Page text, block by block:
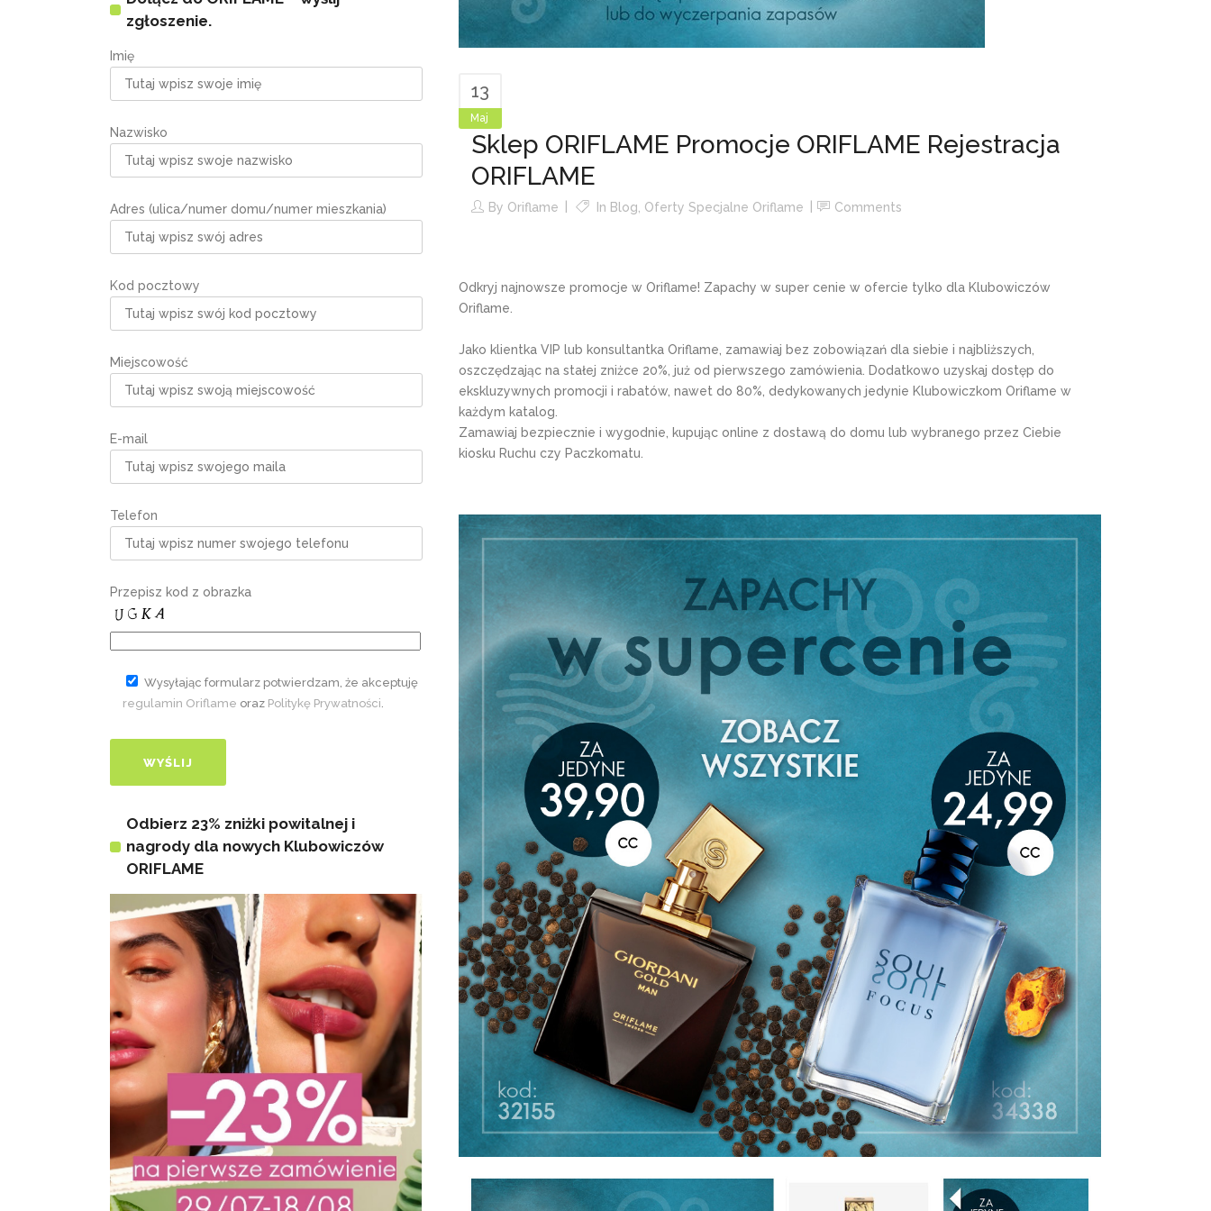
zgłoszenie.
Imię
Nazwisko
Adres (ulica/numer domu/numer mieszkania)
Kod pocztowy
Miejscowość
E-mail
Telefon
Przepisz kod z obrazka
Wysyłając formularz potwierdzam, że akceptuję
regulamin Oriflame oraz Politykę Prywatności.
Odbierz 23% zniżki powitalnej i
nagrody dla nowych Klubowiczów
ORIFLAME
13
Maj
Sklep ORIFLAME Promocje ORIFLAME Rejestracja
ORIFLAME
By Oriflame In Blog Oferty Specjalne Oriflame Comments
Odkryj najnowsze promocje w Oriflame! Zapachy w super cenie w ofercie tylko dla Klubowiczów
Oriflame.
Jako klientka VIP lub konsultantka Oriflame, zamawiaj bez zobowiązań dla siebie i najbliższych,
oszczędzając na stałej zniżce 20%, już od pierwszego zamówienia. Dodatkowo uzyskaj dostęp do
ekskluzywnych promocji i rabatów, nawet do 80%, dedykowanych jedynie Klubowiczkom Oriflame w
każdym katalog.
Zamawiaj bezpiecznie i wygodnie, kupując online z dostawą do domu lub wybranego przez Ciebie
kiosku Ruchu czy Paczkomatu.